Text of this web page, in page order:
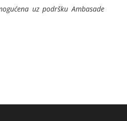
uz podršku Ambasade